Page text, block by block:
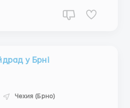
Чесні умови й
у Брні
Чехия (Брно)